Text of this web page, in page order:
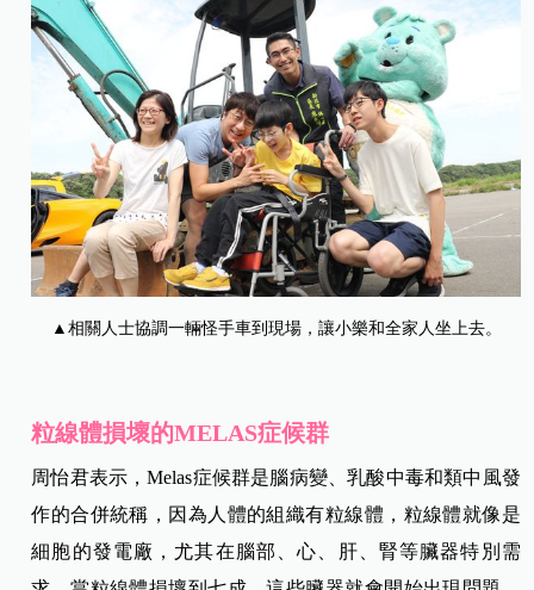
▲相關人士協調一輛怪手車到現場，讓小樂和全家人坐上去。
粒線體損壞的MELAS症候群
周怡君表示，Melas症候群是腦病變、乳酸中毒和類中風發
作的合併統稱，因為人體的組織有粒線體，粒線體就像是
細胞的發電廠，尤其在腦部、心、肝、腎等臟器特別需